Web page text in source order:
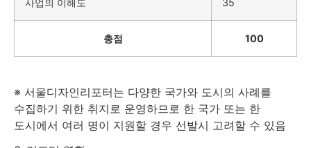
사업의 이해도 35
총점 100
※ 서울디자인리포터는 다양한 국가와 도시의 사례를
수집하기 위한 취지로 운영하므로 한 국가 또는 한
도시에서 여러 명이 지원할 경우 선발시 고려할 수 있음